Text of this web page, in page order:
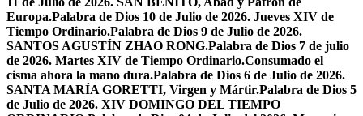
Europa.Palabra de Dios 10 de Julio de 2026. Jueves XIV de
Tiempo Ordinario.Palabra de Dios 9 de Julio de 2026.
SANTOS AGUSTÍN ZHAO RONG.Palabra de Dios 7 de julio
de 2026. Martes XIV de Tiempo Ordinario.Consumado el
cisma ahora la mano dura.Palabra de Dios 6 de Julio de 2026.
SANTA MARÍA GORETTI, Virgen y Mártir.Palabra de Dios 5
de Julio de 2026. XIV DOMINGO DEL TIEMPO